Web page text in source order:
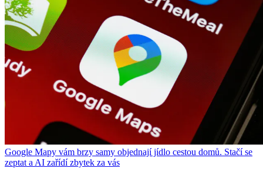
Google Mapy vám brzy samy objednají jídlo cestou domů. Stačí se
zeptat a AI zařídí zbytek za vás